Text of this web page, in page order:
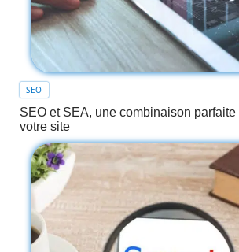
SEO
SEO et SEA, une combinaison
votre site